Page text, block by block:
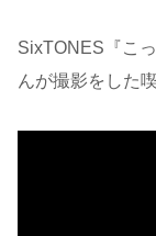
SixTONES『こ
んが撮影をした